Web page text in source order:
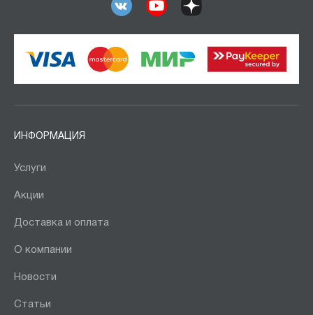
ИНФОРМАЦИЯ
Услуги
Акции
Доставка и оплата
О компании
Новости
Статьи